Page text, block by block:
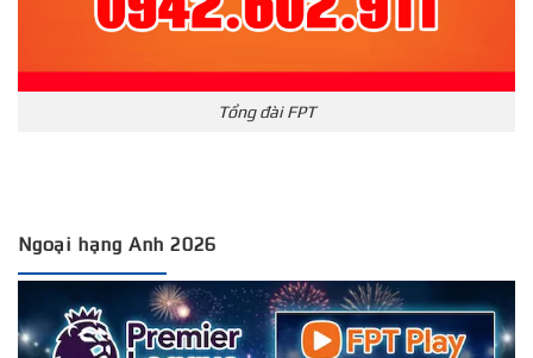
Tổng đài FPT
Ngoại hạng Anh 2026